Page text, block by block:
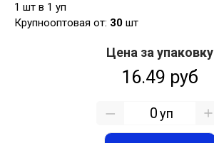
1 шт в 1 уп
Крупнооптовая от: 30 шт
Цена за упаковку
16.49 руб
уп